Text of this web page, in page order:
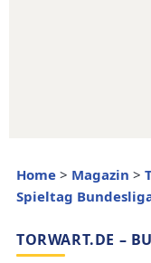
Home > Magazin >
Spieltag
TORWART.DE –